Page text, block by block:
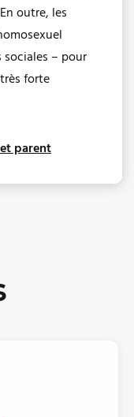
outre, les
sociales – pour
forte
et parent